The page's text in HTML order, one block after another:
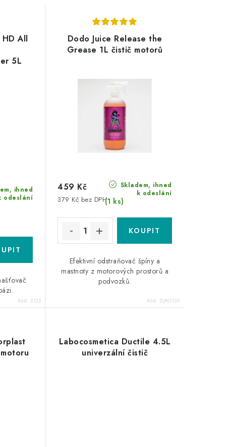
All
5L
ihned
odeslání
Kód: 2125
Dodo Juice Release the
Grease 1L čistič motorů
Skladem, ihned
k odeslání
(1 ks)
379 Kč bez DPH
459 Kč
Efektivní odstraňovač špíny a
mastnoty z motorových prostorů a
podvozků.
Kód: DJRG10S
Labocosmetica Ductile 4.5L
univerzální čistič